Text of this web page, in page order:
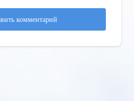
комментарий